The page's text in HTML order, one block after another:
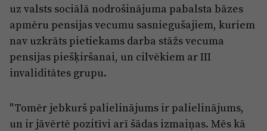
uz valsts sociālā nodrošinājuma pabalsta bāzes
apmēru pensijas vecumu sasniegušajiem, kuriem
nav uzkrāts pietiekams darba stāžs vecuma
pensijas piešķiršanai, un cilvēkiem ar III
invaliditātes grupu.
"Tomēr jebkurš palielinājums ir palielinājums,
un ir jāvērtē pozitīvi arī šādas izmaiņas. Mēs kā